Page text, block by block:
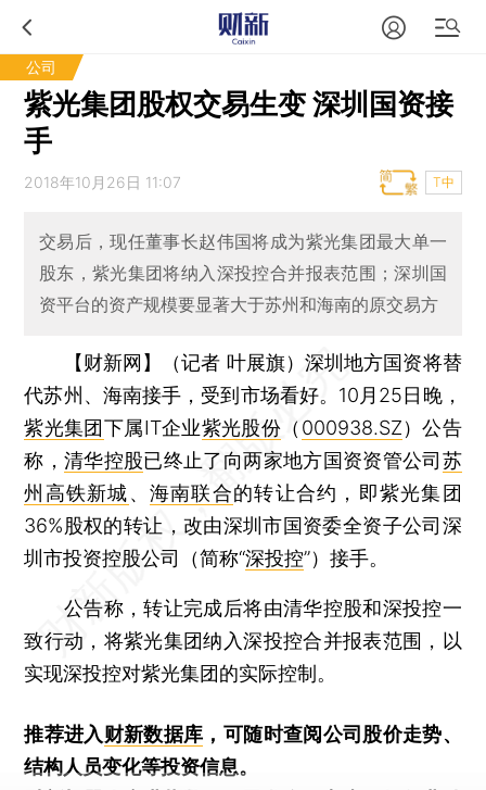
公司
紫光集团股权交易生变 深圳国资接
手
2018年10月26日 11:07 T中
交易后，现任董事长赵伟国将成为紫光集团最大单一
股东，紫光集团将纳入深投控合并报表范围；深圳国
资平台的资产规模要显著大于苏州和海南的原交易方
【财新网】（记者 叶展旗） 深圳地方国资将替
代苏州、海南接手，受到市场看好。10月25日晚，
紫光集团下属IT企业紫光股份 （000938.SZ）公告
称，清华控股已终止了向两家地方国资资管公司 苏
州高铁新城、 海南联合的转让合约，即紫光集团
36%股权的转让，改由深圳市国资委全资子公司深
圳市投资控股公司（简称“深投控”）接手。
公告称，转让完成后将由清华控股和深投控一
致行动，将紫光集团纳入深投控合并报表范围，以
实现深投控对紫光集团的实际控制。
推荐进入财新数据库 ，可随时查阅公司股价走势、
结构人员变化等投资信息。